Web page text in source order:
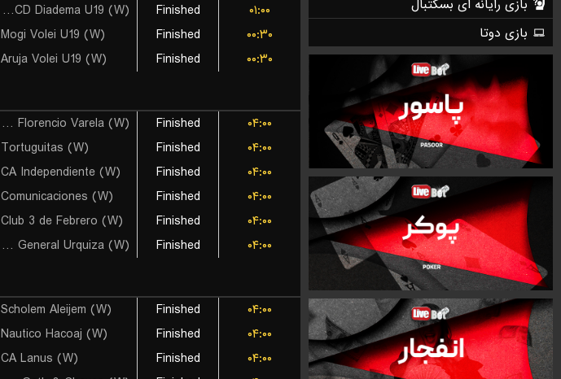
AD ABCD Diadema U19 (W) Finished
۰۱:۰۰
Mogi Volei U19 (W) Finished
۰۰:۳۰
Aruja Volei U19 (W) Finished
۰۰:۳۰
La Patriada Municipio Florencio Varela (W) Finished
۰۴:۰۰
Tortuguitas (W) Finished
۰۴:۰۰
CA Independiente (W) Finished
۰۴:۰۰
Comunicaciones (W) Finished
۰۴:۰۰
Club 3 de Febrero (W) Finished
۰۴:۰۰
Circulo General Urquiza (W) Finished
۰۴:۰۰
Scholem Aleijem (W) Finished
۰۴:۰۰
Nautico Hacoaj (W) Finished
۰۴:۰۰
CA Lanus (W) Finished
۰۴:۰۰